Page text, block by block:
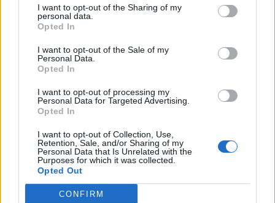
I want to opt-out of the Sharing of my
personal data.
Opted In
I want to opt-out of the Sale of my
Personal Data.
Opted In
I want to opt-out of processing my
Personal Data for Targeted Advertising.
Opted In
I want to opt-out of Collection, Use,
Retention, Sale, and/or Sharing of my
Personal Data that Is Unrelated with the
Purposes for which it was collected.
Opted Out
CONFIRM
ΠΕΡΙΣΣΟΤΕΡΑ
Παιδί
Διακόσμηση